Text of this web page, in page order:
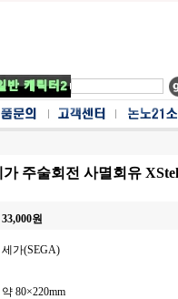
주술회전 사멸회유
33,000원
세가(SEGA)
약 80×220mm